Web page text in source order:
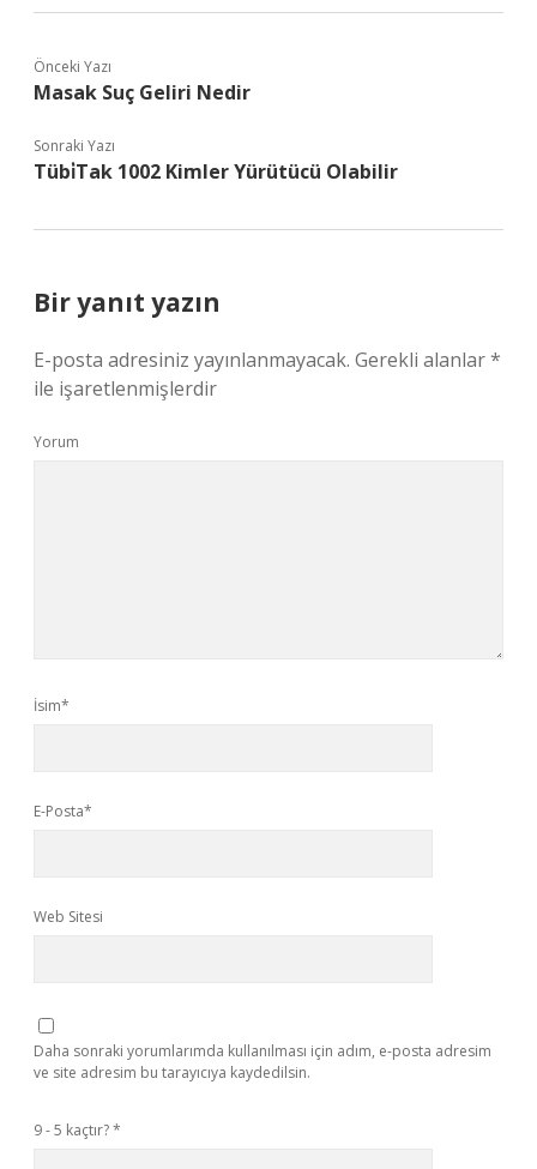
Önceki Yazı
Masak Suç Geliri Nedir
Sonraki Yazı
Tübi̇Tak 1002 Kimler Yürütücü Olabilir
Bir yanıt yazın
E-posta adresiniz yayınlanmayacak. Gerekli alanlar*
ile işaretlenmişlerdir
Yorum
İsim*
E-Posta*
Web Sitesi
Daha sonraki yorumlarımda kullanılması için adım, e-posta adresim
ve site adresim bu tarayıcıya kaydedilsin.
9 - 5 kaçtır?*